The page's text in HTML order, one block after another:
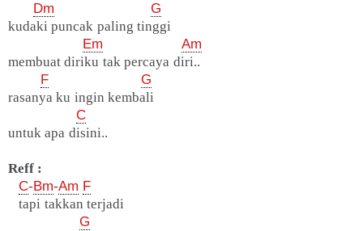
Dm
G
kudaki puncak paling tinggi
Em
Am
membuat diriku tak percaya diri..
F
G
rasanya ku ingin kembali
C
untuk apa disini..
Reff :
C-Bm-Am F
tapi takkan terjadi
G